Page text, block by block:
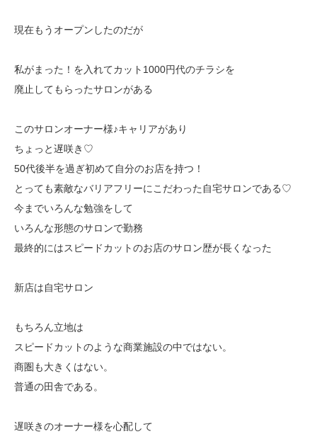
現在もうオープンしたのだが
私がまった！を入れてカット1000円代のチラシを
廃止してもらったサロンがある
このサロンオーナー様♪キャリアがあり
ちょっと遅咲き♡
50代後半を過ぎ初めて自分のお店を持つ！
とっても素敵なバリアフリーにこだわった自宅サロンである♡
今までいろんな勉強をして
いろんな形態のサロンで勤務
最終的にはスピードカットのお店のサロン歴が長くなった
新店は自宅サロン
もちろん立地は
スピードカットのような商業施設の中ではない。
商圏も大きくはない。
普通の田舎である。
遅咲きのオーナー様を心配して